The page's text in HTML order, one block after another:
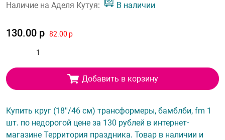
Наличие на Аделя Кутуя:
В наличии
130.00 р 82.00 р
Добавить в корзину
Купить круг (18''/46 см) трансформеры, бамблби, fm 1
шт. по недорогой цене за 130 рублей в интернет-
магазине Территория праздника. Товар в наличии и